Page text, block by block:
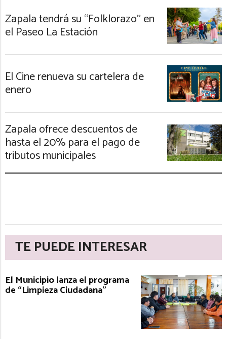
Zapala tendrá su “Folklorazo” en
el Paseo La Estación
El Cine renueva su cartelera de
enero
Zapala ofrece descuentos de
hasta el 20% para el pago de
tributos municipales
TE PUEDE INTERESAR
El Municipio lanza el programa
de “Limpieza Ciudadana”